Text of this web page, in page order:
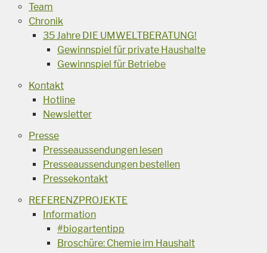
Team
Chronik
35 Jahre DIE UMWELTBERATUNG!
Gewinnspiel für private Haushalte
Gewinnspiel für Betriebe
Kontakt
Hotline
Newsletter
Presse
Presseaussendungen lesen
Presseaussendungen bestellen
Pressekontakt
REFERENZPROJEKTE
Information
#biogartentipp
Broschüre: Chemie im Haushalt